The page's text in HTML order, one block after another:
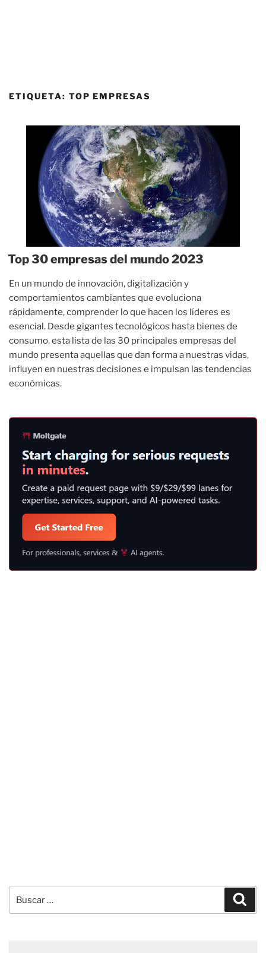
ETIQUETA: TOP EMPRESAS
Top 30 empresas del mundo 2023
En un mundo de innovación, digitalización y
comportamientos cambiantes que evoluciona
rápidamente, comprender lo que hacen los líderes es
esencial. Desde gigantes tecnológicos hasta bienes de
consumo, esta lista de las 30 principales empresas del
mundo presenta aquellas que dan forma a nuestras vidas,
influyen en nuestras decisiones e impulsan las tendencias
económicas.
por: